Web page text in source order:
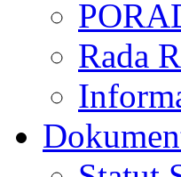
Rada